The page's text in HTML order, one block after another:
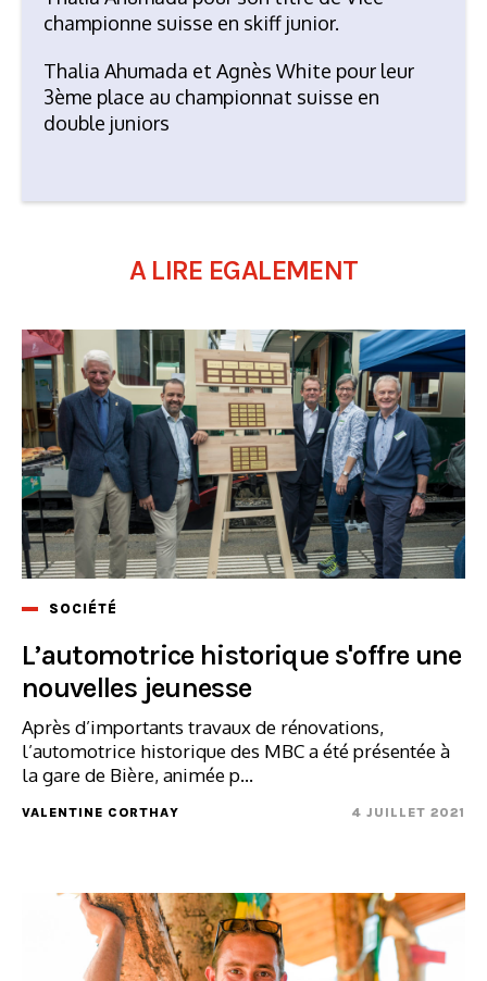
championne suisse en skiff junior.
Thalia Ahumada et Agnès White pour leur
3ème place au championnat suisse en
double juniors
A LIRE EGALEMENT
SOCIÉTÉ
L’automotrice historique s'offre une
nouvelles jeunesse
Après d’importants travaux de rénovations,
l’automotrice historique des MBC a été présentée à
la gare de Bière, animée p...
VALENTINE CORTHAY 4 JUILLET 2021